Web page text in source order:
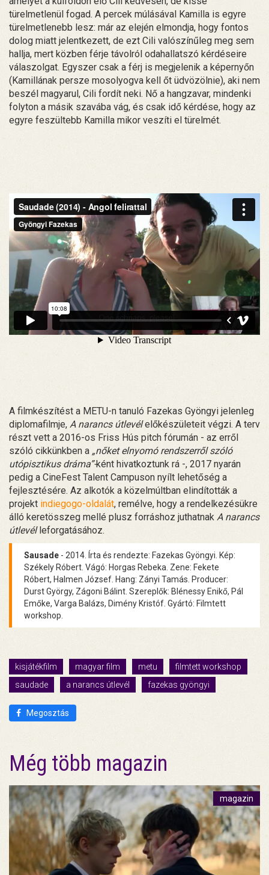
türelmetlenül fogad. A percek múlásával Kamilla is egyre
türelmetlenebb lesz: már az elején elmondja, hogy fontos
dolog miatt jelentkezett, de ezt Cili valószínűleg meg sem
hallja, mert közben férje távolról odahallatszó kérdéseire
válaszolgat. Egyszer csak a férj is megjelenik a képernyőn
(Kamillának persze mosolyogva kell őt üdvözölnie), aki nem
beszél magyarul, Cili fordít neki. Nő a hangzavar, mindenki
folyton a másik szavába vág, és csak idő kérdése, hogy az
egyre feszültebb Kamilla mikor veszíti el türelmét.
A filmkészítést a METU-n tanuló Fazekas Gyöngyi jelenleg
diplomafilmje, A narancs útlevélelőkészületeit végzi. A terv
részt vett a 2016-os Friss Hús pitch fórumán - az erről
szóló cikkünkben a „nőket elnyomó rendszerről szóló
utópisztikus dráma”-ként hivatkoztunk rá -, 2017 nyarán
pedig a CineFest Talent Campuson nyílt lehetőség a
fejlesztésére. Az alkotók a közelmúltban elindították a
projekt indiegogo-oldalát, remélve, hogy a rendelkezésükre
álló keretösszeg mellé plusz forráshoz juthatnak A narancs
útlevélleforgatásához.
Sausade - 2014. Írta és rendezte: Fazekas Gyöngyi. Kép:
Székely Róbert. Vágó: Horgas Rebeka. Zene: Fekete
Róbert, Halmen József. Hang: Zányi Tamás. Producer:
Durst György, Zágoni Bálint. Szereplők: Blénessy Enikő, Pál
Emőke, Varga Balázs, Dimény Kristóf. Gyártó: Filmtett
workshop.
kisjátékfilm magyar film metu
filmtett workshop
saudade
a narancs útlevél fazekas gyöngyi
Megosztás
Még több magazin
magazin